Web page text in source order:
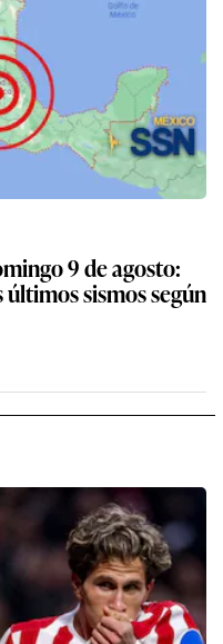
9 de agosto:
sismos según